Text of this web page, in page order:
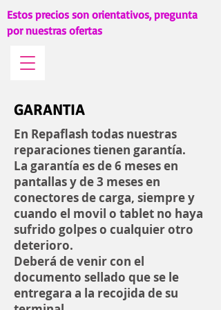
Estos precios son orientativos, pregunta
por nuestras ofertas
GARANTIA
En Repaflash todas nuestras
reparaciones tienen garantía.
La garantía es de 6 meses en
pantallas y de 3 meses en
conectores de carga, siempre y
cuando el movil o tablet no haya
sufrido golpes o cualquier otro
deterioro.
Deberá de venir con el
documento sellado que se le
entregara a la recojida de su